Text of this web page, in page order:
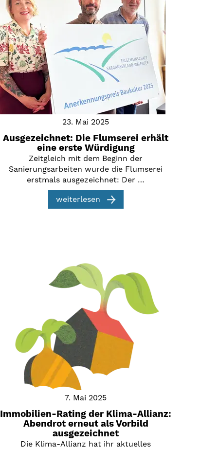
23. Mai 2025
Ausgezeichnet: Die Flumserei erhält
eine erste Würdigung
Zeitgleich mit dem Beginn der
Sanierungsarbeiten wurde die Flumserei
erstmals ausgezeichnet: Der …
weiterlesen
7. Mai 2025
Immobilien-Rating der Klima-Allianz:
Abendrot erneut als Vorbild
ausgezeichnet
Die Klima-Allianz hat ihr aktuelles